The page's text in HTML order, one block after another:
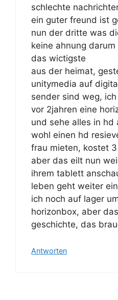
schlechte
ein guter freund ist
nun der dritte was
keine ahnung
das wictigste
aus der heimat,
unitymedia auf
sender sind weg,
vor 2jahren eine
und sehe alles in hd
wohl einen hd
frau mieten, kostet
aber das eilt nun
ihrem tablett
leben geht weiter
ich noch auf lager
horizonbox, aber
geschichte, das
Antworten